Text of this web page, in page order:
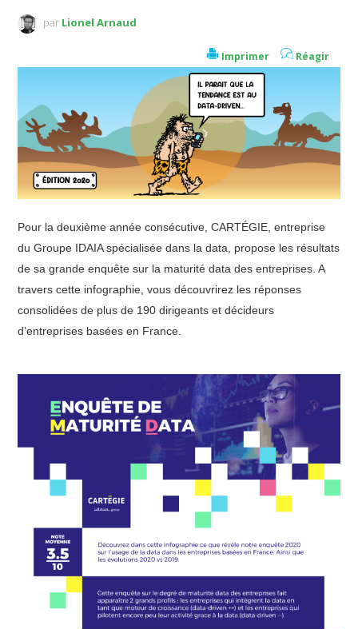
par Lionel Arnaud
Réagir
Imprimer
Pour la deuxième année consécutive, CARTÉGIE, entreprise
du Groupe IDAIA spécialisée dans la data, propose les résultats
de sa grande enquête sur la maturité data des entreprises. A
travers cette infographie, vous découvrirez les réponses
consolidées de plus de 190 dirigeants et décideurs
d’entreprises basées en France.